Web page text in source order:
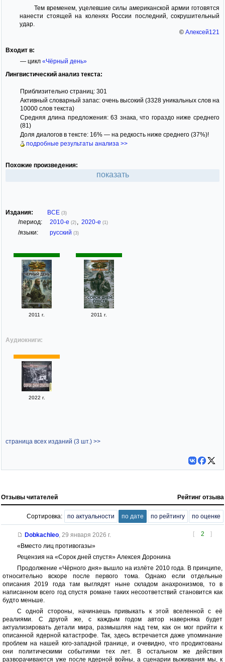
Тем временем, уцелевшие силы американской армии готовятся
нанести стоящей на коленях России последний, сокрушительный
удар.
© Алексей121
Входит в:
— цикл «Чёрный день»
Лингвистический анализ текста:
Приблизительно страниц: 301
Активный словарный запас: очень высокий (3328 уникальных слов на
10000 слов текста)
Средняя длина предложения: 63 знака, что гораздо ниже среднего
(81)
Доля диалогов в тексте: 16% — на редкость ниже среднего (37%)!
подробные результаты анализа >>
Похожие произведения:
показать
Издания: ВСЕ (3)
/период: 2010-е (2) , 2020-е (1)
/языки: русский (3)
2011 г. 2011 г.
Аудиокниги:
2022 г.
страница всех изданий (3 шт.) >>
Отзывы читателей Рейтинг отзыва
Сортировка: по актуальности по дате по рейтингу по оценке
[ 2 ]
Dobkachleo, 29 января 2026 г.
«Вместо лиц противогазы»
Рецензия на «Сорок дней спустя» Алексея Доронина
Продолжение «Чёрного дня» вышло на излёте 2010 года. В принципе,
относительно вскоре после первого тома. Однако если отдельные
описания 2019 года там выглядят ныне складом анахронизмов, то в
написанном всего год спустя романе таких несоответствий становится как
будто меньше.
С одной стороны, начинаешь привыкать к этой вселенной с её
реалиями. С другой же, с каждым годом автор наверняка будет
актуализировать детали мира, размышляя над тем, как он мог прийти к
описанной ядерной катастрофе. Так, здесь встречается даже упоминание
проблем на нашей юго-западной границе, и очевидно, что продиктованы
они политическими событиями тех лет. В остальном же действия
разворачиваются уже после ядерной войны, а сценарии выживания мы, к